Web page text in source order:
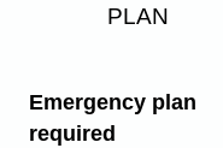
PLAN
Emergency plan
required